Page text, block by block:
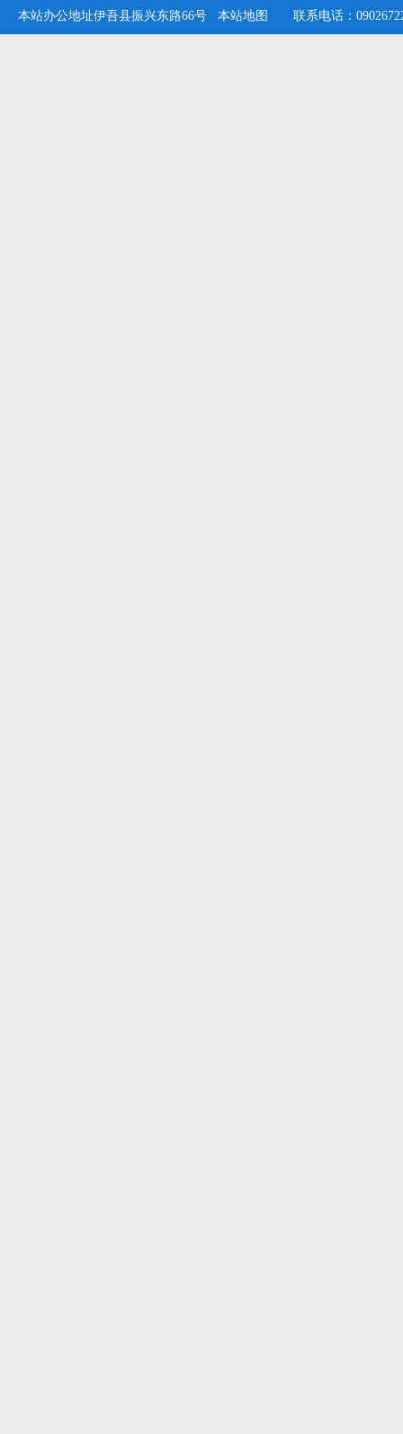
本站办公地址伊吾县振兴东路66号 本站地图 联系电话：